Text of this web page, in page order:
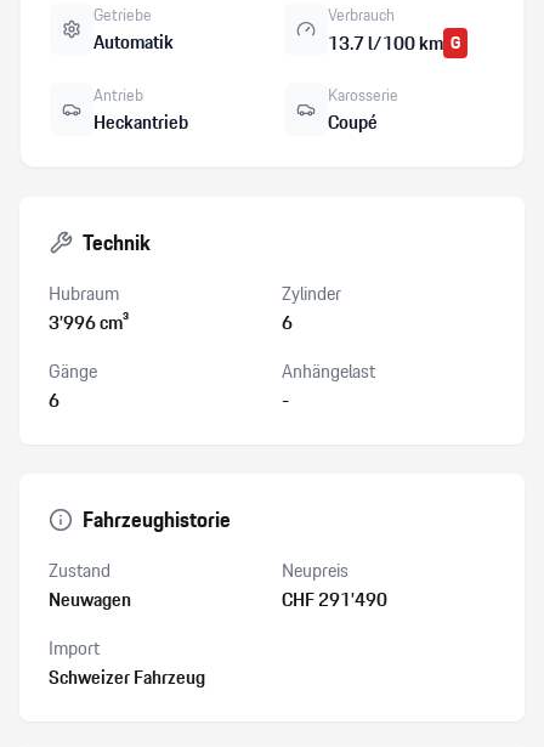
Getriebe
Automatik
Verbrauch
13.7 l/100 km G
Antrieb
Heckantrieb
Karosserie
Coupé
Technik
Hubraum
3’996 cm³
Zylinder
6
Gänge
6
Anhängelast
-
Fahrzeughistorie
Zustand
Neuwagen
Neupreis
CHF 291’490
Import
Schweizer Fahrzeug